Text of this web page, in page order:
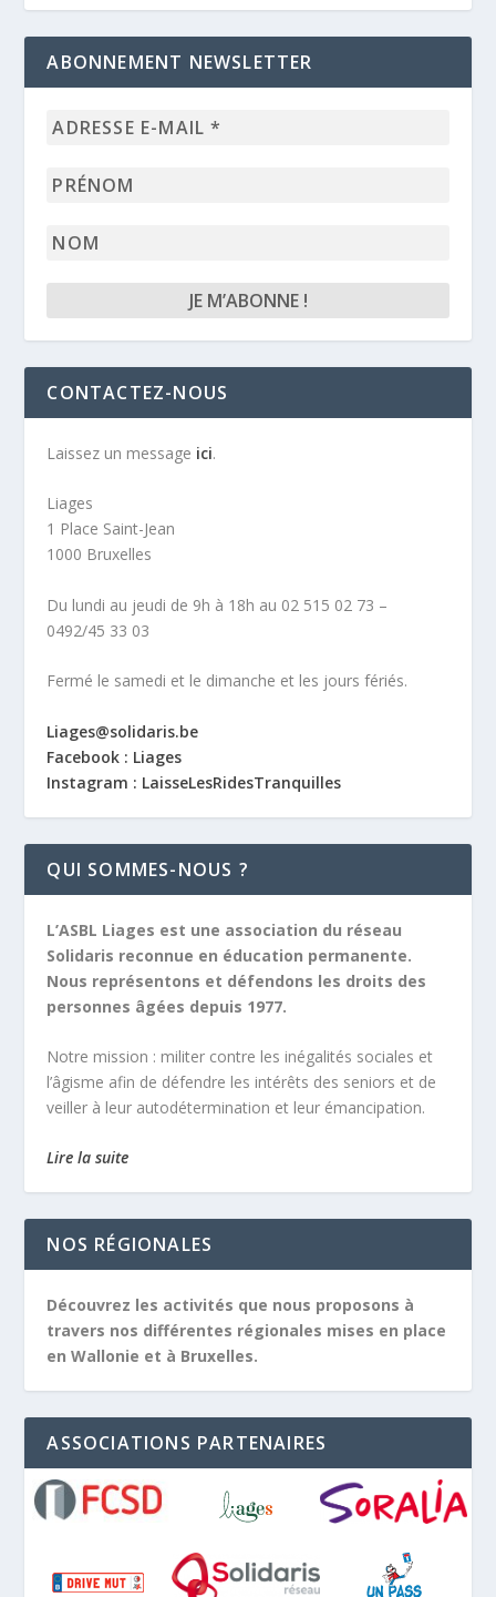
ABONNEMENT NEWSLETTER
Adresse
*
Prénom
Nom
CONTACTEZ-NOUS
Laissez un message ici.
Liages
1 Place Saint-Jean
1000 Bruxelles
Du lundi au jeudi de 9h à 18h au 02 515 02 73 –
0492/45 33 03
Fermé le samedi et le dimanche et les jours fériés.
Liages@solidaris.be
Facebook : Liages
Instagram : LaisseLesRidesTranquilles
QUI SOMMES-NOUS ?
L’ASBL Liages est une association du réseau
Solidaris reconnue en éducation permanente.
Nous représentons et défendons les droits des
personnes âgées depuis 1977.
Notre mission : militer contre les inégalités sociales et
l’âgisme afin de défendre les intérêts des seniors et de
veiller à leur autodétermination et leur émancipation.
Lire la suite
NOS RÉGIONALES
Découvrez les activités que nous proposons à
travers nos différentes régionales mises en place
en Wallonie et à Bruxelles.
ASSOCIATIONS PARTENAIRES